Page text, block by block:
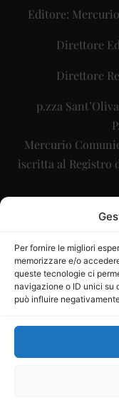
Per fornire le migliori
memorizzare e/o
queste tecnologie ci
navigazione o ID unici su
può influire
Editore:
Direttore
Direttore
p.zza
Mercurio
iscritta al Registro
Sito gestito da